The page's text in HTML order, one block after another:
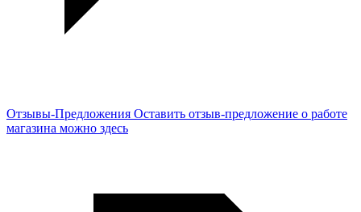
Отзывы-Предложения Оставить отзыв-предложение о работе
магазина можно здесь